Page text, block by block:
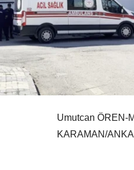
Umutcan ÖREN-
KARAMAN/